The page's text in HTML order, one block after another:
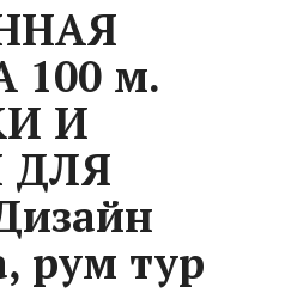
100 м.
И
ДЛЯ
рум тур